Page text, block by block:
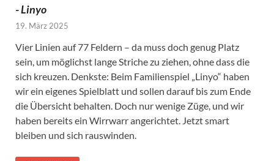
-Linyo
19. März 2025
Vier Linien auf 77 Feldern – da muss doch genug Platz
sein, um möglichst lange Striche zu ziehen, ohne dass die
sich kreuzen. Denkste: Beim Familienspiel „Linyo“ haben
wir ein eigenes Spielblatt und sollen darauf bis zum Ende
die Übersicht behalten. Doch nur wenige Züge, und wir
haben bereits ein Wirrwarr angerichtet. Jetzt smart
bleiben und sich rauswinden.